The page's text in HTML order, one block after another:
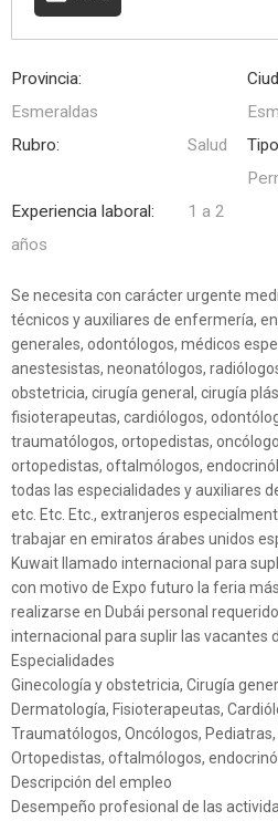
Provincia:
Esmeraldas
Rubro:
Salud
Experiencia laboral:
1 a 2
años
Se necesita con carácter urgente
técnicos y auxiliares de enfermería,
generales, odontólogos, médicos
anestesistas, neonatólogos,
obstetricia, cirugía general, cirugía
fisioterapeutas, cardiólogos,
traumatólogos, ortopedistas,
ortopedistas, oftalmólogos,
todas las especialidades y auxiliares
etc. Etc. Etc., extranjeros
trabajar en emiratos árabes unidos
Kuwait llamado internacional para
con motivo de Expo futuro la feria
realizarse en Dubái personal
internacional para suplir las vacantes
Especialidades
Ginecología y obstetricia, Cirugía
Dermatología, Fisioterapeutas,
Traumatólogos, Oncólogos,
Ortopedistas, oftalmólogos,
Descripción del empleo
Desempeño profesional de las